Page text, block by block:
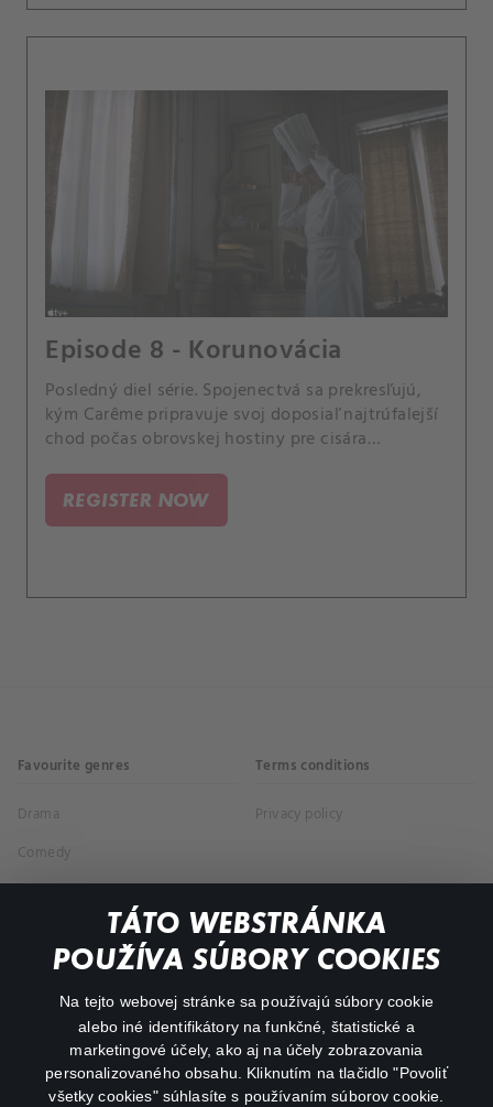
TÁTO WEBSTRÁNKA
POUŽÍVA SÚBORY COOKIES
Na tejto webovej stránke sa používajú súbory cookie
alebo iné identifikátory na funkčné, štatistické a
marketingové účely, ako aj na účely zobrazovania
personalizovaného obsahu. Kliknutím na tlačidlo "Povoliť
všetky cookies" súhlasíte s používaním súborov cookie.
Episode 8 - Korunovácia
Posledný diel série. Spojenectvá sa prekresľujú,
kým Carême pripravuje svoj doposiaľ najtrúfalejší
chod počas obrovskej hostiny pre cisára
REGISTER NOW
Favourite genres
Drama
Comedy
Terms conditions
Privacy policy
My profile
Important links